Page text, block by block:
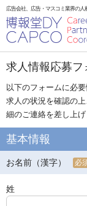
広告会社、広告・マスコミ業界の人
求人情報応募フ
以下のフォームに必
求人の状況を確認の
細のご連絡を差し上げ
基本情報
お名前（漢字） 必
姓